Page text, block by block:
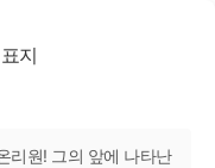
리원! 그의 앞에 나타난